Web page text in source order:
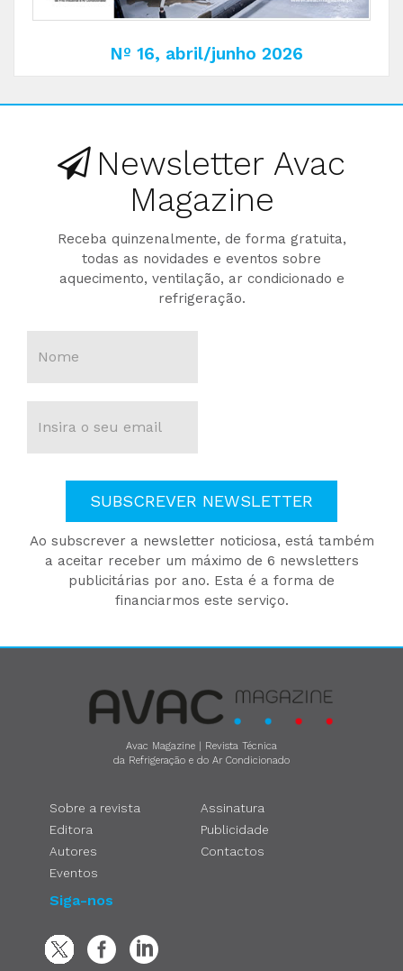
Nº 16, abril/junho 2026
Newsletter Avac
Magazine
Receba quinzenalmente, de forma gratuita,
todas as novidades e eventos sobre
aquecimento, ventilação, ar condicionado e
refrigeração.
SUBSCREVER NEWSLETTER
Ao subscrever a newsletter noticiosa, está também
a aceitar receber um máximo de 6 newsletters
publicitárias por ano. Esta é a forma de
financiarmos este serviço.
Avac Magazine | Revista Técnica
da Refrigeração e do Ar Condicionado
Sobre a revista
Editora
Autores
Eventos
Assinatura
Publicidade
Contactos
Siga-nos